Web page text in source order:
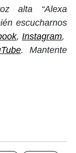
alta “Alexa
escucharnos
, Instagram,
. Mantente